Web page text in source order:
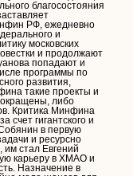
благосостояния
РФ, ежедневно
и
московских
и продолжают
попадают и
программы по
развития,
такие проекты и
либо
Критика Минфина
счет гигантского и
в первую
и ресурсно
стал Евгений
карьеру в ХМАО и
Назначение в